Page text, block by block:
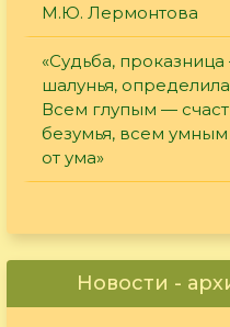
М.Ю. Лермонтова
«Судьба,
шалунья,
Всем глупым —
безумья, всем
от ума»
Новости -